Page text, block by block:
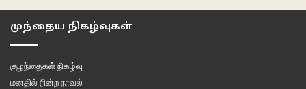
முந்தைய நிகழ்வுகள்
குழந்தைகள் நிகழ்வு
மனதில் நின்ற நாவல்